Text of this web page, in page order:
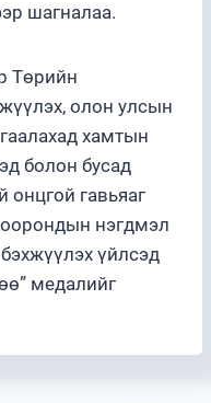
шагналаа.
Төрийн
олон улсын
хамтын
болон бусад
онцгой гавьяаг
нэгдмэл
үйлсэд
медалийг